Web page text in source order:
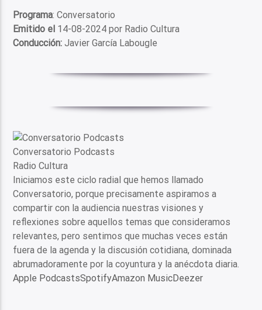
Programa: Conversatorio
Emitido el 14-08-2024 por Radio Cultura
Conducción: Javier García Labougle
Conversatorio Podcasts
Radio Cultura
Iniciamos este ciclo radial que hemos llamado
Conversatorio, porque precisamente aspiramos a
compartir con la audiencia nuestras visiones y
reflexiones sobre aquellos temas que consideramos
relevantes, pero sentimos que muchas veces están
fuera de la agenda y la discusión cotidiana, dominada
abrumadoramente por la coyuntura y la anécdota diaria.
Apple PodcastsSpotifyAmazon MusicDeezer